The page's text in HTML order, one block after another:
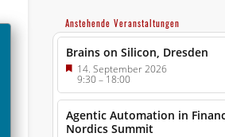
Anstehende Veranstaltungen
Brains on Silicon, Dresden
14. September 2026
9:30–18:00
Agentic Automation in
Nordics Summit